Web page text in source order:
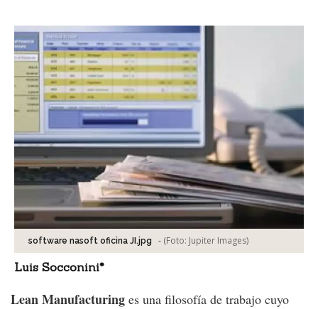
software nasoft oficina JI.jpg - (Foto: Jupiter Images)
Luis Socconini*
Lean Manufacturing es una filosofía de trabajo cuyo